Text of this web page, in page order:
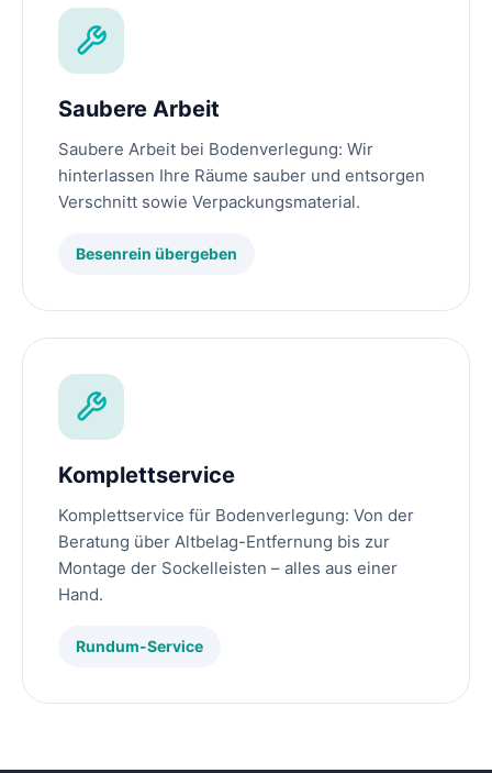
Saubere Arbeit
Saubere Arbeit bei Bodenverlegung: Wir
hinterlassen Ihre Räume sauber und entsorgen
Verschnitt sowie Verpackungsmaterial.
Besenrein übergeben
Komplettservice
Komplettservice für Bodenverlegung: Von der
Beratung über Altbelag-Entfernung bis zur
Montage der Sockelleisten – alles aus einer
Hand.
Rundum-Service